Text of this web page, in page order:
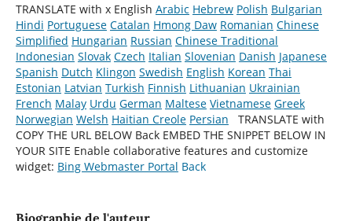
TRANSLATE with x English Arabic Hebrew Polish Bulgarian
Hindi Portuguese Catalan Hmong Daw Romanian Chinese
Simplified Hungarian Russian Chinese Traditional
Indonesian Slovak Czech Italian Slovenian Danish Japanese
Spanish Dutch Klingon Swedish English Korean Thai
Estonian Latvian Turkish Finnish Lithuanian Ukrainian
French Malay Urdu German Maltese Vietnamese Greek
Norwegian Welsh Haitian Creole Persian
TRANSLATE with
COPY THE URL BELOW Back EMBED THE SNIPPET BELOW IN
YOUR SITE Enable collaborative features and customize
widget: Bing Webmaster Portal Back
Biographie de l'auteur